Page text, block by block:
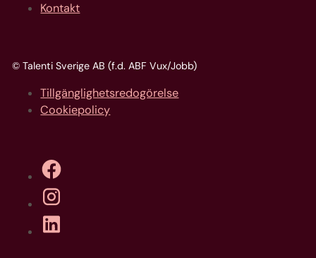
Kontakt
© Talenti Sverige AB (f.d. ABF Vux/Jobb)
Tillgänglighetsredogörelse
Cookiepolicy